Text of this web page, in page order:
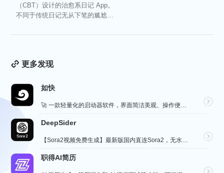
（CBT）设计的治愈系日记 App。
不同于传统日记无从下笔的尴尬，
更多发现
如快
🚀 一款轻量化的启动器软件，界面简洁美观、操作便捷，并且支持插件开发。支持全键盘操作。开发者目前处于...
DeepSider
【Sora2视频免费生成】最新版国内直连Sora2，无水印免费使用，无需邀请码，一键生成大片，人物自...
职得AI简历